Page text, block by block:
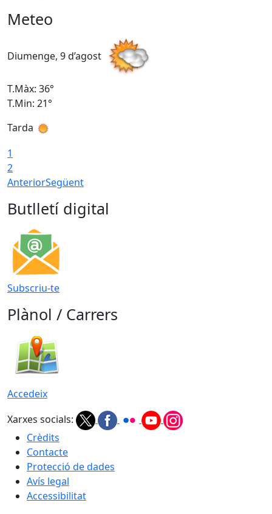
Meteo
Diumenge, 9 d’agost
T.Màx: 36°
T.Min: 21°
Tarda
1
2
AnteriorSegüent
Butlletí digital
Subscriu-te
Plànol / Carrers
Accedeix
Xarxes socials:
Crèdits
Contacte
Protecció de dades
Avís legal
Accessibilitat